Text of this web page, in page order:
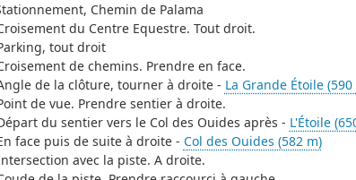
Chemin de Palama
du Centre Equestre. Tout droit.
tout droit
de chemins. Prendre en face.
de la clôture, tourner à droite - La Grande Étoile (590
de vue. Prendre sentier à droite.
du sentier vers le Col des Ouides après - L'Étoile
face puis de suite à droite - Col des Ouides (582 m)
avec la piste. A droite.